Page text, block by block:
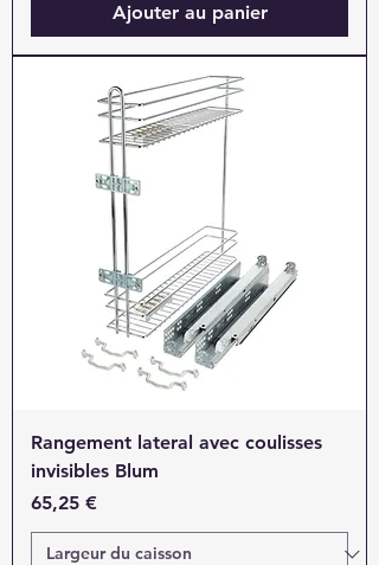
Ajouter au panier
Rangement lateral avec coulisses
invisibles Blum
Prix
65,25 €